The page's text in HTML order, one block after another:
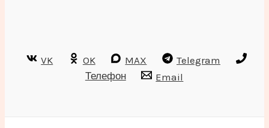
VK OK MAX
Telegram
Телефон
Email